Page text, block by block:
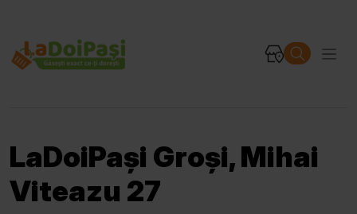
LaDoiPași Groși, Mihai
Viteazu 27